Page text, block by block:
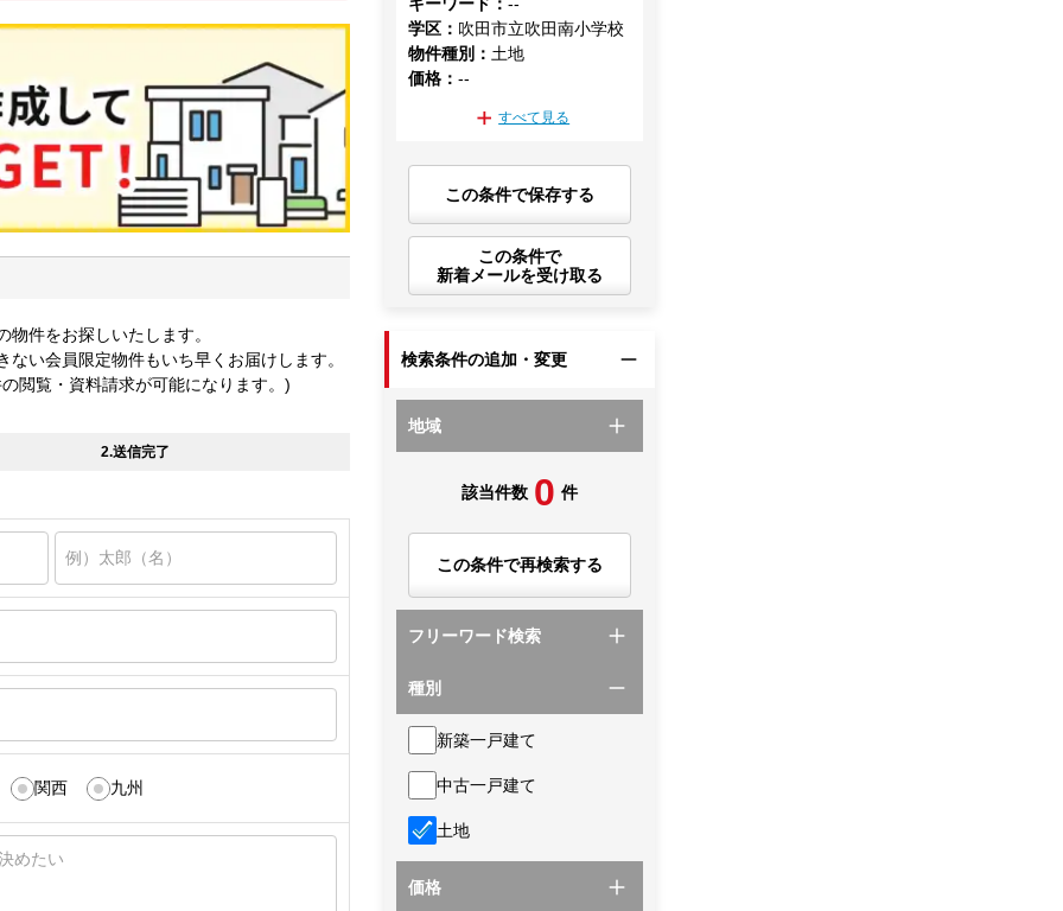
件をお探しいたします。
い会員限定物件もいち早くお届けします。
閲覧・資料請求が可能になります。)
2.送信完了
関西 九州
学区 ： 吹田市立吹田南小学校
物件種別 ： 土地
価格 ：--
すべて見る
この条件で保存する
この条件で
新着メールを受け取る
検索条件の追加・変更
地域
該当件数 0 件
この条件で再検索する
フリーワード検索
種別
新築一戸建て
中古一戸建て
土地
価格